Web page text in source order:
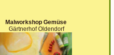
Malworkshop Gemüse
Gärtnerhof Oldendorf